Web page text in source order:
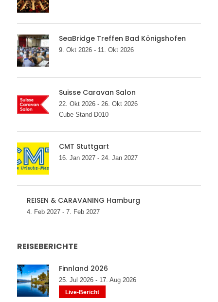
SeaBridge Treffen Bad Königshofen
9. Okt 2026 - 11. Okt 2026
Suisse Caravan Salon
22. Okt 2026 - 26. Okt 2026
Cube Stand D010
CMT Stuttgart
16. Jan 2027 - 24. Jan 2027
REISEN & CARAVANING Hamburg
4. Feb 2027 - 7. Feb 2027
REISEBERICHTE
Finnland 2026
25. Jul 2026 - 17. Aug 2026
Live-Bericht